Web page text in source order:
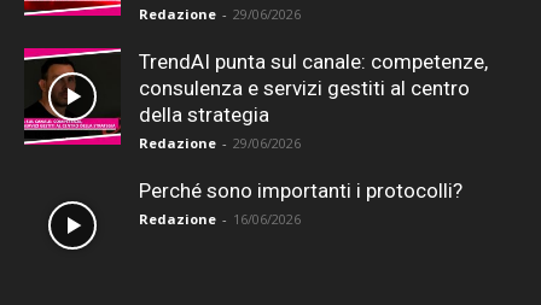
Redazione - 29/06/2026
TrendAI punta sul canale: competenze,
consulenza e servizi gestiti al centro
della strategia
Redazione - 29/06/2026
Perché sono importanti i protocolli?
Redazione - 16/06/2026